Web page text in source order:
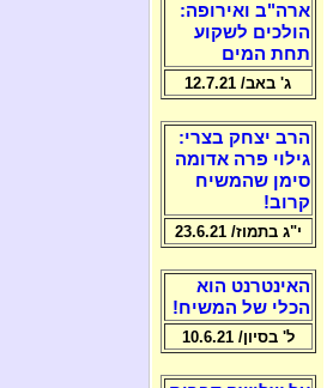
ארה"ב ואירופה:
הולכים לשקוע
תחת המים
ג' באב/ 12.7.21
הרב יצחק בצרי:
גילוי פרה אדומה
סימן שהמשיח
קרוב!
י"ג בתמוז/ 23.6.21
האינטרנט הוא
הכלי של המשיח!
ל' בסיון/ 10.6.21